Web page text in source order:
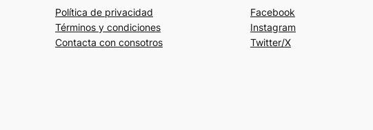
Política de privacidad
Términos y condiciones
Contacta con consotros
Facebook
Instagram
Twitter/X